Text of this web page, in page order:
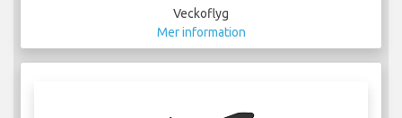
Veckoflyg
Mer information